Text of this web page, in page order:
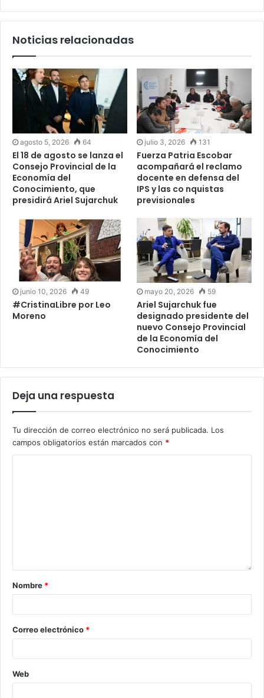
Noticias relacionadas
agosto 5, 2026 64
El 18 de agosto se lanza el
Consejo Provincial de la
Economía del
Conocimiento, que
presidirá Ariel Sujarchuk
julio 3, 2026 131
Fuerza Patria Escobar
acompañará el reclamo
docente en defensa del
IPS y las co nquistas
previsionales
junio 10, 2026 49
#CristinaLibre por Leo
Moreno
mayo 20, 2026 59
Ariel Sujarchuk fue
designado presidente del
nuevo Consejo Provincial
de la Economía del
Conocimiento
Deja una respuesta
Tu dirección de correo electrónico no será publicada. Los
campos obligatorios están marcados con *
Nombre *
Correo electrónico *
Web